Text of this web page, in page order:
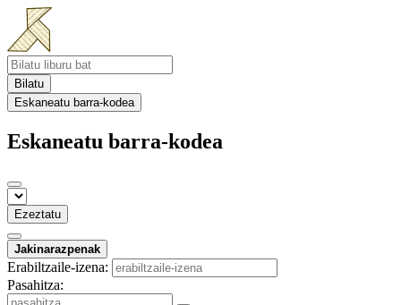
Bilatu
Eskaneatu barra-kodea
Eskaneatu barra-kodea
Ezeztatu
Jakinarazpenak
Erabiltzaile-izena:
Pasahitza: